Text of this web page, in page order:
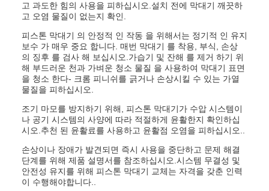
고 과도한 힘의 사용을 피하십시오.설치 전에 막대기 깨끗하
고 오염 물질이 없는지 확인.
피스톤 막대기 의 안정적 인 작동 을 위해서는 정기적 인 유지
보수 가 매우 중요 합니다. 매번 막대기 를 착용, 부식, 손상
의 징후 를 검사 해 보십시오.가습기 및 잔해 를 제거 하기 위
해 부드러운 천과 가벼운 청소 물질 을 사용하여 막대기 표면
을 청소 한다- 크롬 피니쉬를 긁거나 손상시킬 수 있는 가열
물질을 피하십시오.
조기 마모를 방지하기 위해, 피스톤 막대기가 수압 시스템이
나 공기 시스템의 사양에 따라 적절하게 윤활한지 확인하십
시오.추천 된 윤활료를 사용하고 윤활점 오염을 피하십시오..
손상이나 장애가 발견되면 즉시 사용을 중단하고 문제 해결
단계를 위해 제품 설명서를 참조하십시오.시스템 무결성 및
안전성 유지를 위해 피스톤 막대기 교체는 자격을 갖춘 인력
이 수행해야합니다..